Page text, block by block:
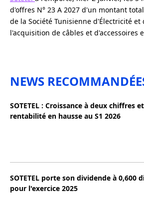
d'offres N° 23 A 2027 d'un montant
de la Société Tunisienne d'Électricité et
l'acquisition de câbles et d'accessoires
NEWS
SOTETEL : Croissance à deux chiffres et
rentabilité en hausse au S1 2026
SOTETEL porte son dividende à 0,600
pour l'exercice 2025